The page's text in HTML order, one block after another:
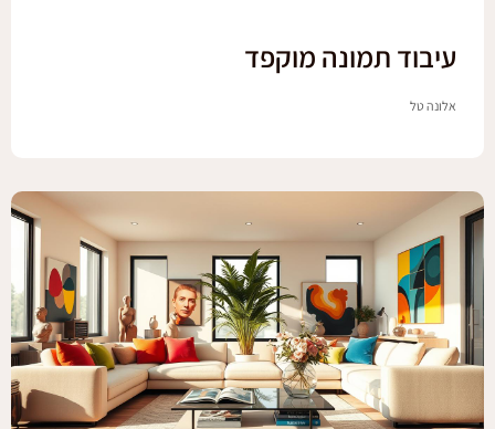
עיבוד תמונה מוקפד
אלונה טל